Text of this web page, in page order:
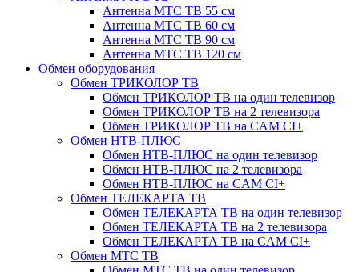
Антенна МТС ТВ 55 см
Антенна МТС ТВ 60 см
Антенна МТС ТВ 90 см
Антенна МТС ТВ 120 см
Обмен оборудования
Обмен ТРИКОЛОР ТВ
Обмен ТРИКОЛОР ТВ на один телевизор
Обмен ТРИКОЛОР ТВ на 2 телевизора
Обмен ТРИКОЛОР ТВ на CAM CI+
Обмен НТВ-ПЛЮС
Обмен НТВ-ПЛЮС на один телевизор
Обмен НТВ-ПЛЮС на 2 телевизора
Обмен НТВ-ПЛЮС на CAM CI+
Обмен ТЕЛЕКАРТА ТВ
Обмен ТЕЛЕКАРТА ТВ на один телевизор
Обмен ТЕЛЕКАРТА ТВ на 2 телевизора
Обмен ТЕЛЕКАРТА ТВ на CAM CI+
Обмен МТС ТВ